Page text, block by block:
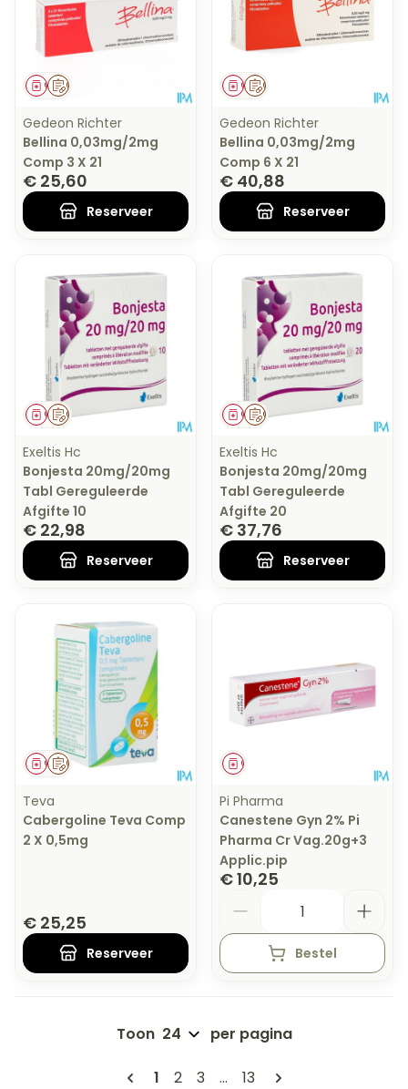
Op voorschrift
Geneesmiddel
Gedeon Richter
Bellina 0,03mg/2mg
Comp 3 X 21
€ 25,60
Reserveer
Op voorschrift
Geneesmiddel
Gedeon Richter
Bellina 0,03mg/2mg
Comp 6 X 21
€ 40,88
Reserveer
Op voorschrift
Geneesmiddel
Exeltis Hc
Bonjesta 20mg/20mg
Tabl Gereguleerde
Afgifte 10
€ 22,98
Reserveer
Op voorschrift
Geneesmiddel
Exeltis Hc
Bonjesta 20mg/20mg
Tabl Gereguleerde
Afgifte 20
€ 37,76
Reserveer
Op voorschrift
Geneesmiddel
Teva
Cabergoline Teva Comp
2 X 0,5mg
€ 25,25
Reserveer
Geneesmiddel
Pi Pharma
Canestene Gyn 2% Pi
Pharma Cr Vag.20g+3
Applic.pip
€ 10,25
Bestel
Pagina's
U lees momenteel pagina
1 Pagina
2 Pagina
3 ... Pagina
13
Toon per pagina